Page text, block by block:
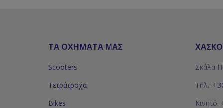
ΤΑ ΟΧΗΜΑΤΑ ΜΑΣ
Scooters
Τετράτροχα
Bikes
Σκάλα
Τηλ.:
Κινητό: